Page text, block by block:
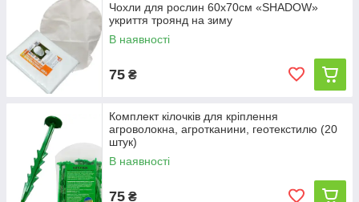
Чохли для рослин 60х70см «SHADOW»
укриття троянд на зиму
В наявності
75 ₴
Комплект кілочків для кріплення
агроволокна, агротканини, геотекстилю (20
штук)
В наявності
75 ₴